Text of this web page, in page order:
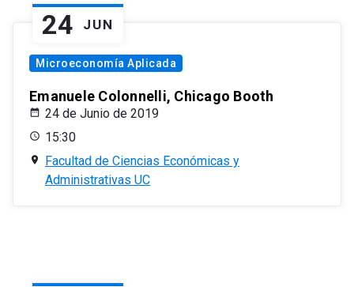
24 JUN
Microeconomía Aplicada
Emanuele Colonnelli, Chicago Booth
24 de Junio de 2019
15:30
Facultad de Ciencias Económicas y
Administrativas UC